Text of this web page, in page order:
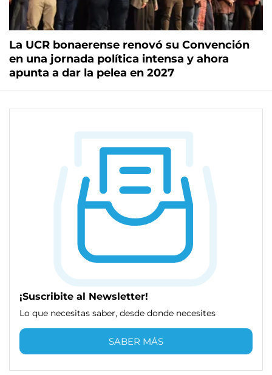
La UCR bonaerense renovó su Convención
en una jornada política intensa y ahora
apunta a dar la pelea en 2027
¡Suscribite al Newsletter!
Lo que necesitas saber, desde donde necesites
SABER MÁS